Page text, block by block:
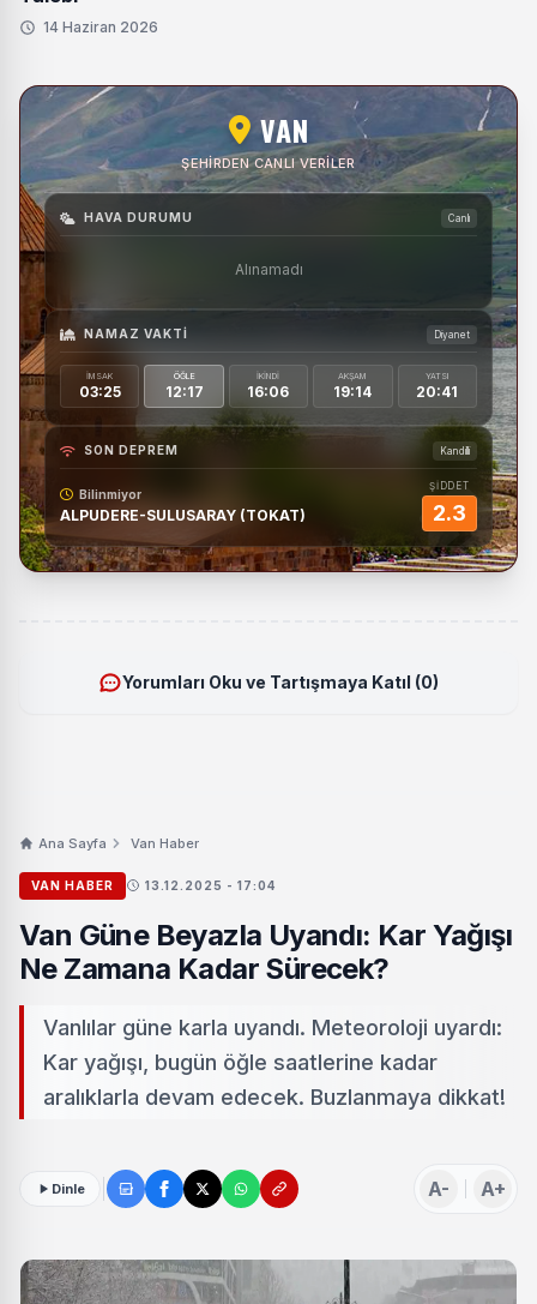
14 Haziran 2026
VAN
ŞEHIRDEN CANLI VERILER
HAVA DURUMU Canlı
Alınamadı
NAMAZ VAKTI Diyanet
İMSAK
03:25
ÖĞLE
12:17
İKINDI
16:06
AKŞAM
19:14
YATSI
20:41
SON DEPREM Kandilli
Bilinmiyor
ALPUDERE-SULUSARAY (TOKAT)
ŞİDDET
2.3
Yorumları Oku ve Tartışmaya Katıl (0)
Ana Sayfa Van Haber
VAN HABER 13.12.2025 - 17:04
Van Güne Beyazla Uyandı: Kar Yağışı
Ne Zamana Kadar Sürecek?
Vanlılar güne karla uyandı. Meteoroloji uyardı:
Kar yağışı, bugün öğle saatlerine kadar
aralıklarla devam edecek. Buzlanmaya dikkat!
Dinle A- A+